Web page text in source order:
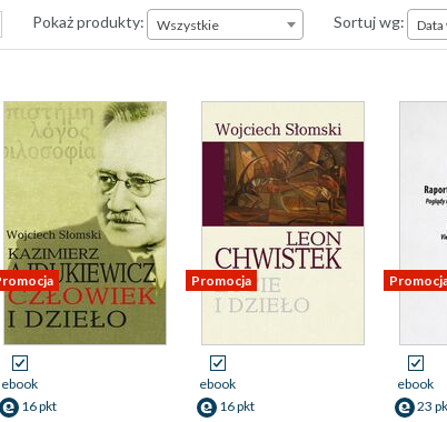
Pokaż produkty: Wszystkie Sortuj wg:Data
Data
ebook
16 pkt
Promocja
ebook
16 pkt
ebook
23